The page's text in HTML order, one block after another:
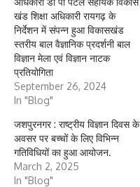
खंड शिक्षा अधिकारी रायगढ़ के
निर्देशन में संपन्न हुआ विकासखंड
स्तरीय बाल वैज्ञानिक प्रदर्शनी बाल
विज्ञान मेला एवं विज्ञान नाटक
प्रतियोगिता
September 26, 2024
In "Blog"
जशपुरनगर : राष्ट्रीय विज्ञान दिवस के
अवसर पर बच्चों के लिए विभिन्न
गतिविधियों का हुआ आयोजन.
March 2, 2025
In "Blog"